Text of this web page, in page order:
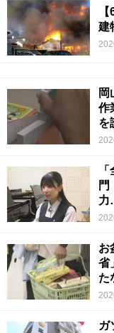
建
岡
作
を
門
力
【
お
省
た
ガ